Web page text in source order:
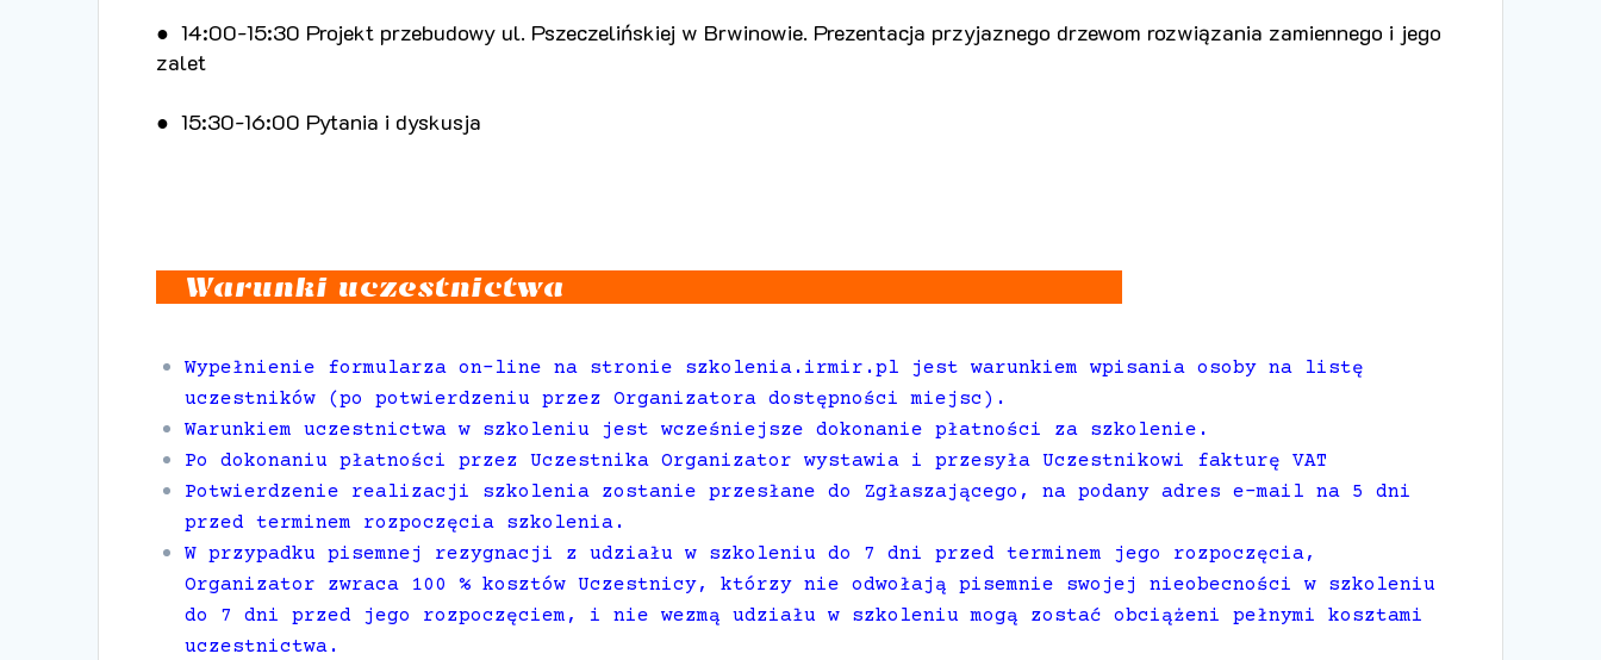
● 14:00-15:30 Projekt przebudowy ul. Pszeczelińskiej w Brwinowie. Prezentacja przyjaznego drzewom rozwiązania zamiennego i jego
zalet
● 15:30-16:00 Pytania i dyskusja
Warunki uczestnictwa
Wypełnienie formularza on-line na stronie szkolenia.irmir.pl jest warunkiem wpisania osoby na listę
uczestników (po potwierdzeniu przez Organizatora dostępności miejsc).
Warunkiem uczestnictwa w szkoleniu jest wcześniejsze dokonanie płatności za szkolenie.
Po dokonaniu płatności przez Uczestnika Organizator wystawia i przesyła Uczestnikowi fakturę VAT
Potwierdzenie realizacji szkolenia zostanie przesłane do Zgłaszającego, na podany adres e-mail na 5 dni
przed terminem rozpoczęcia szkolenia.
W przypadku pisemnej rezygnacji z udziału w szkoleniu do 7 dni przed terminem jego rozpoczęcia,
Organizator zwraca 100 % kosztów Uczestnicy, którzy nie odwołają pisemnie swojej nieobecności w szkoleniu
do 7 dni przed jego rozpoczęciem, i nie wezmą udziału w szkoleniu mogą zostać obciążeni pełnymi kosztami
uczestnictwa.